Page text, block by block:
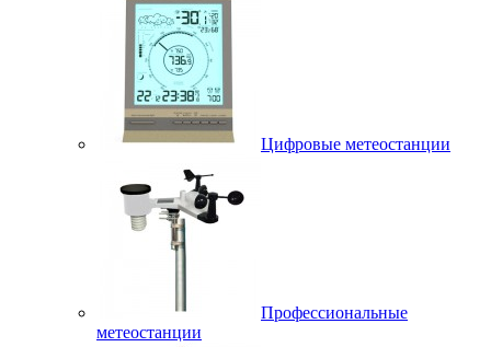
Цифровые метеостанции
Профессиональные
метеостанции